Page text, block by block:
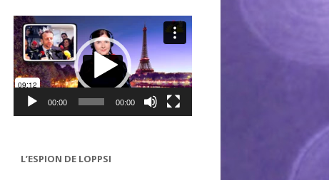
Lecteur
vidéo
00:00 00:00
L’ESPION DE LOPPSI